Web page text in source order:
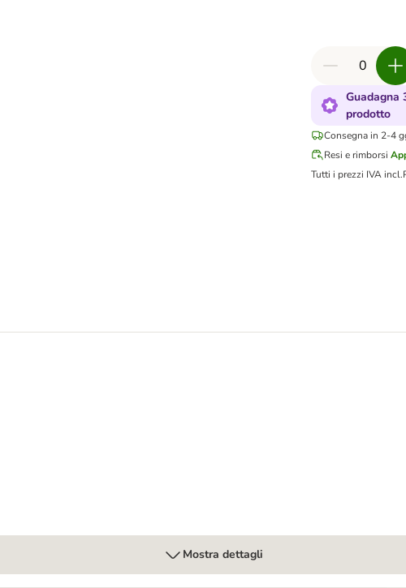
Guadagna
prodotto
Consegna in 2-4
Resi e rimborsi
Tutti i prezzi IVA incl.
Mostra dettagli